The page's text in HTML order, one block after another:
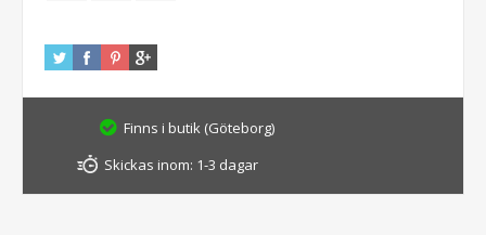
Finns i butik (Göteborg)
Skickas inom: 1-3 dagar